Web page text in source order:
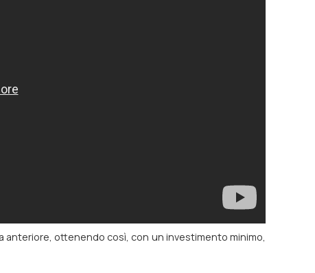
ottenendo così, con un investimento minimo,